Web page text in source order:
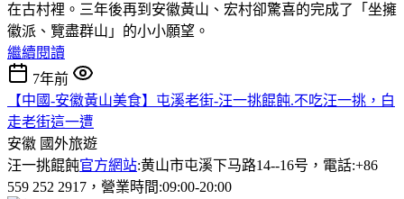
在古村裡。三年後再到安徽黃山、宏村卻驚喜的完成了「坐擁
徽派、覽盡群山」的小小願望。
繼續閱讀
7年前
【中國-安徽黃山美食】屯溪老街-汪一挑餛飩.不吃汪一挑，白
走老街這一遭
安徽 國外旅遊
汪一挑餛飩官方網站:黄山市屯溪下马路14--16号，電話:+86
559 252 2917，營業時間:09:00-20:00